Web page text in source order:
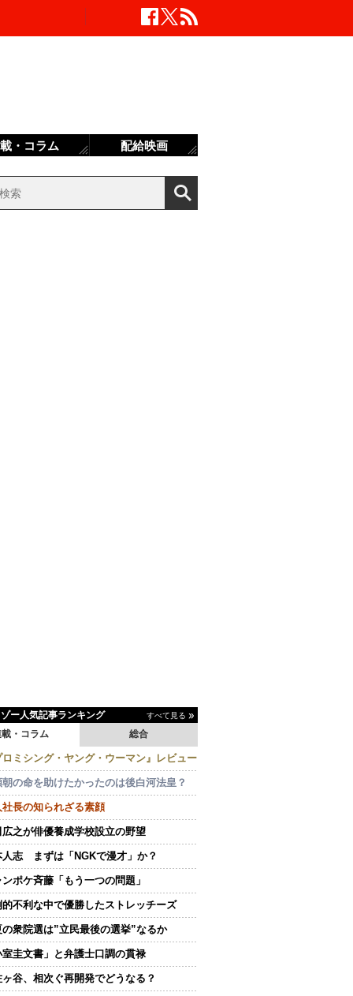
ー人気記事ランキング すべて見る
・コラム 総合
ロミシング・ヤング・ウーマン』レビュー
朝の命を助けたかったのは後白河法皇？
社長の知られざる素顔
広之が俳優養成学校設立の野望
人志 まずは「NGKで漫才」か？
ポケ斉藤「もう一つの問題」
的不利な中で優勝したストレッチーズ
の衆院選は”立民最後の選挙”なるか
室圭文書」と弁護士口調の貫禄
ヶ谷、相次ぐ再開発でどうなる？
・コラム 配給映画